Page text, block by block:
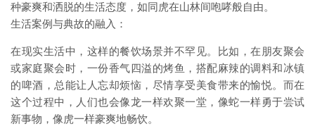
种豪爽和洒脱的生活态度，如同虎在山林间咆哮般自由。
生活案例与典故的融入：
在现实生活中，这样的餐饮场景并不罕见。比如，在朋友聚会
或家庭聚会时，一份香气四溢的烤鱼，搭配麻辣的调料和冰镇
的啤酒，总能让人忘却烦恼，尽情享受美食带来的愉悦。而在
这个过程中，人们也会像龙一样欢聚一堂，像蛇一样勇于尝试
新事物，像虎一样豪爽地畅饮。